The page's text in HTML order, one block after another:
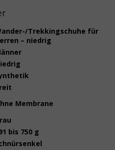
Trekkingschuhe für
– niedrig
Membrane
bis 750 g